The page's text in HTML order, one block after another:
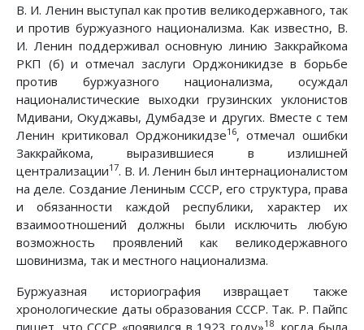
В. И. Ленин выступал как против великодержавного, так
и против буржуазного национализма. Как известно, В.
И. Ленин поддерживал основную линию Заккрайкома
РКП (б) и отмечал заслуги Орджоникидзе в борьбе
против буржуазного национализма, осуждал
националистические выходки грузинских уклонистов
Мдивани, Окуджавы, Думбадзе и других. Вместе с тем
Ленин критиковал Орджоникидзе16, отмечал ошибки
Заккрайкома, выразившиеся в излишней
централизации17. В. И. Ленин был интернационалистом
на деле. Создание Лениным СССР, его структура, права
и обязанности каждой республики, характер их
взаимоотношений должны были исключить любую
возможность проявлений как великодержавного
шовинизма, так и местного национализма.
Буржуазная историография извращает также
хронологические даты образования СССР. Так. Р. Пайпс
пишет, что СССР «появился в 1923 году»18, когда была